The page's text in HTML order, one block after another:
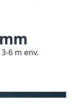
6 m env.